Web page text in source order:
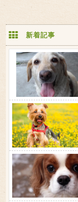
新着記事